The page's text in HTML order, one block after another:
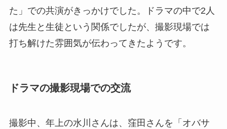
た」での共演がきっかけでした。ドラマの中で2人
は先生と生徒という関係でしたが、撮影現場では
打ち解けた雰囲気が伝わってきたようです。
ドラマの撮影現場での交流
撮影中、年上の水川さんは、窪田さんを「オバサ